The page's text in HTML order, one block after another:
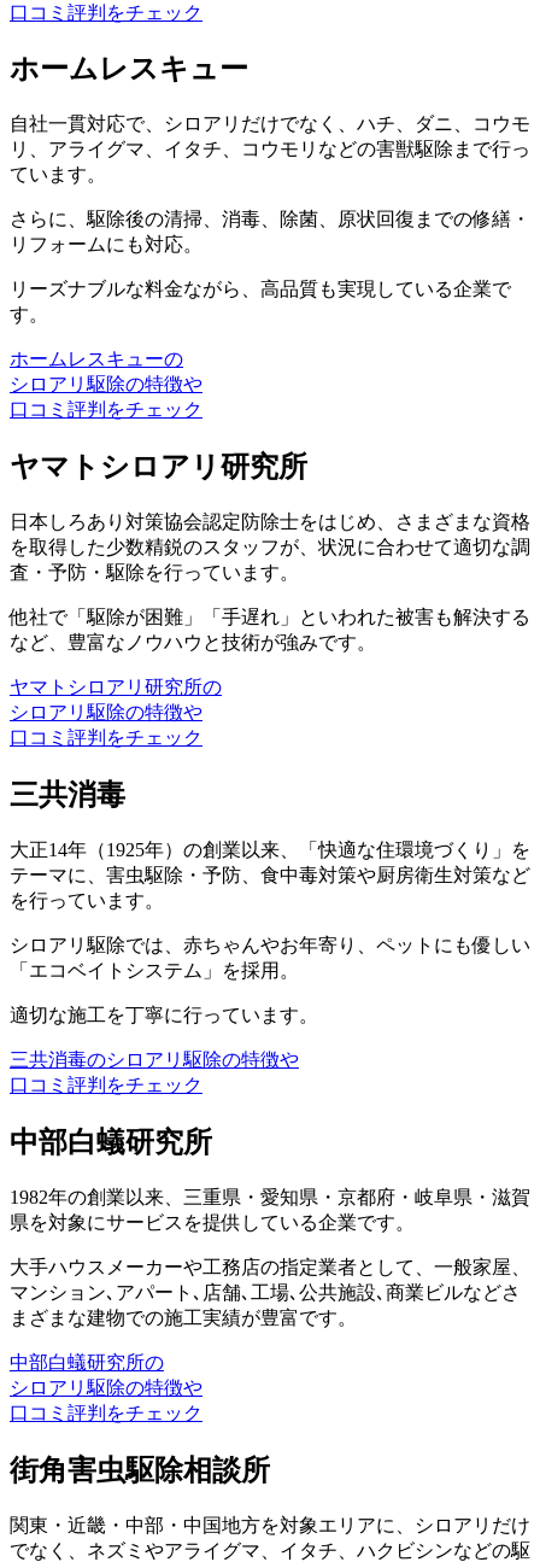
口コミ評判をチェック
ホームレスキュー
自社一貫対応で、シロアリだけでなく、ハチ、ダニ、コウモ
リ、アライグマ、イタチ、コウモリなどの害獣駆除まで行っ
ています。
さらに、駆除後の清掃、消毒、除菌、原状回復までの修繕・
リフォームにも対応。
リーズナブルな料金ながら、高品質も実現している企業で
す。
ホームレスキューの
シロアリ駆除の特徴や
口コミ評判をチェック
ヤマトシロアリ研究所
日本しろあり対策協会認定防除士をはじめ、さまざまな資格
を取得した少数精鋭のスタッフが、状況に合わせて適切な調
査・予防・駆除を行っています。
他社で「駆除が困難」「手遅れ」といわれた被害も解決する
など、豊富なノウハウと技術が強みです。
ヤマトシロアリ研究所の
シロアリ駆除の特徴や
口コミ評判をチェック
三共消毒
大正14年（1925年）の創業以来、「快適な住環境づくり」を
テーマに、害虫駆除・予防、食中毒対策や厨房衛生対策など
を行っています。
シロアリ駆除では、赤ちゃんやお年寄り、ペットにも優しい
「エコベイトシステム」を採用。
適切な施工を丁寧に行っています。
三共消毒のシロアリ駆除の特徴や
口コミ評判をチェック
中部白蟻研究所
1982年の創業以来、三重県・愛知県・京都府・岐阜県・滋賀
県を対象にサービスを提供している企業です。
大手ハウスメーカーや工務店の指定業者として、一般家屋、
マンション､アパート､店舗､工場､公共施設､商業ビルなどさ
まざまな建物での施工実績が豊富です。
中部白蟻研究所の
シロアリ駆除の特徴や
口コミ評判をチェック
街角害虫駆除相談所
関東・近畿・中部・中国地方を対象エリアに、シロアリだけ
でなく、ネズミやアライグマ、イタチ、ハクビシンなどの駆